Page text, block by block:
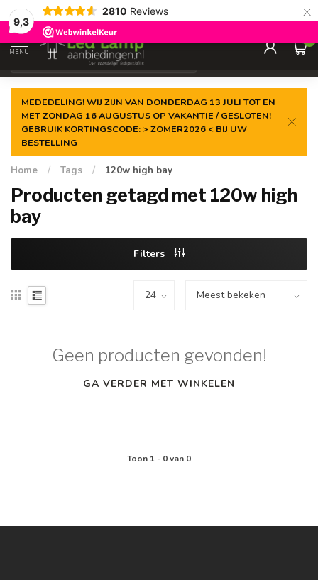
9,3
2810 Reviews ×
Gegarandeerde delaagste prijs
MENU
0
MEDEDELING! WIJ ZIJN VAN DONDERDAG 13 JULI TOT EN
MET ZONDAG 16 AUGUSTUS OP VAKANTIE / GESLOTEN!
GEBRUIK KORTINGSCODE: > ZOMER2026 < BIJ UW
BESTELLING
Home / Tags / 120w high bay
Producten getagd met 120w high
bay
Filters
Geen producten gevonden!
GA VERDER MET WINKELEN
Toon 1- 0van 0